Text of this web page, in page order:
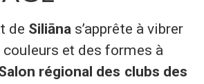
de Siliāna s’apprête à vibrer
couleurs et des formes à
régional des clubs des